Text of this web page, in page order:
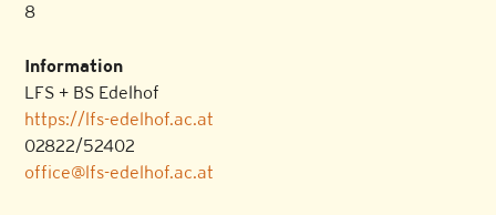
8
Information
LFS + BS Edelhof
https://lfs-edelhof.ac.at
02822/52402
office@lfs-edelhof.ac.at